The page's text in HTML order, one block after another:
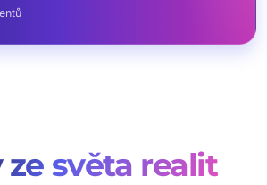
světa realit